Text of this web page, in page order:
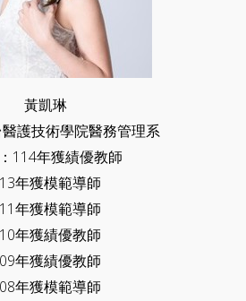
黃凱琳
護技術學院醫務管理系
114年獲績優教師
年獲模範導師
年獲模範導師
年獲績優教師
年獲績優教師
年獲模範導師